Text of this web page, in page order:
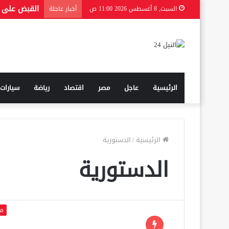
السبت, 8 أغسطس 2026 11:00 ص أخبار عاجلة
الرئيسية عاجل مصر اقتصاد رياضة سيارات
الرئيسية/الدستورية
الدستورية